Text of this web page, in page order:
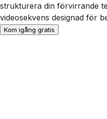
strukturera din förvirrande
videosekvens designad för
Kom igång gratis